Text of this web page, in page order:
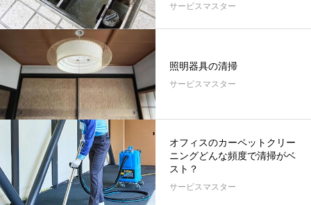
サービスマスター
照明器具の清掃
サービスマスター
オフィスのカーペットクリー
ニングどんな頻度で清掃がベ
スト？
サービスマスター